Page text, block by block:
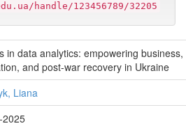
handle/123456789/32205
in data analytics: empowering business,
and post-war recovery in Ukraine
Liana
2025